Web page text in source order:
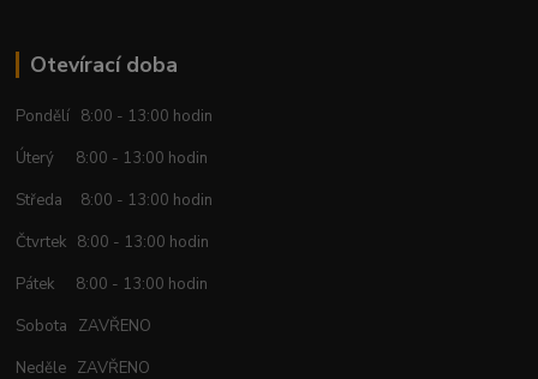
Otevírací doba
Pondělí 8:00 - 13:00 hodin
Úterý 8:00 - 13:00 hodin
Středa 8:00 - 13:00 hodin
Čtvrtek 8:00 - 13:00 hodin
Pátek 8:00 - 13:00 hodin
Sobota ZAVŘENO
Neděle ZAVŘENO